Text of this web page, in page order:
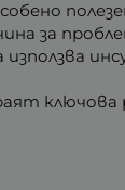
за
ключова